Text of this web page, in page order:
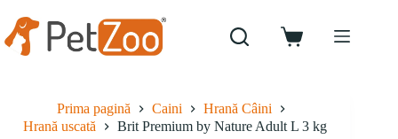
conținut
Coș
Prima pagină Caini
Hrană Câini
Hrană uscată
Brit Premium by Nature Adult L 3 kg